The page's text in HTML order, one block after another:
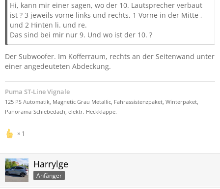
Hi, kann mir einer sagen, wo der 10. Lautsprecher verbaut
ist ? 3 jeweils vorne links und rechts, 1 Vorne in der Mitte ,
und 2 Hinten li. und re.
Das sind bei mir nur 9. Und wo ist der 10. ?
Der Subwoofer. Im Kofferraum, rechts an der Seitenwand unter
einer angedeuteten Abdeckung.
Puma ST-Line Vignale
125 PS Automatik, Magnetic Grau Metallic, Fahrassistenzpaket, Winterpaket,
Panorama-Schiebedach, elektr. Heckklappe.
1
Harrylge
Anfänger